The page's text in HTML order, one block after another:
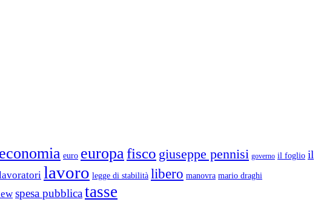
economia euro europa fisco giuseppe pennisi governo il foglio il
lavoro legge di stabilità libero manovra mario draghi
spesa pubblicatasse